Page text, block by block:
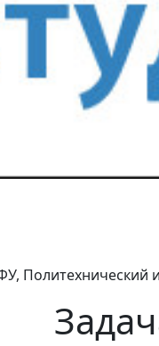
Политехнический